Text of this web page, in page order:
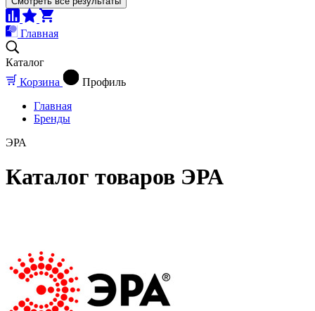
Главная
Каталог
Корзина
Профиль
Главная
Бренды
ЭРА
Каталог товаров ЭРА